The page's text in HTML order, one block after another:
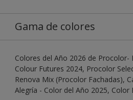
Gama de colores
Colores del Año 2026 de Procolor-
Colour Futures 2024, Procolor
Renova Mix (Procolor Fachadas),
Alegría - Color del Año 2025, Color